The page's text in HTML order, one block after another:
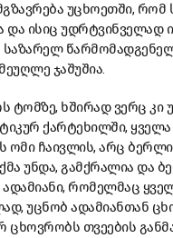
უცხოეთში,
ისიც უდრტვინველად
ჯაშუშია.
ტომზე, ხშირად ვერც კი
ქარტეხილში,
ჩაივლის, არც
უნდა, გამქრალია და
რომელმაც
უცნობ ადამიანთან
ცხოვრობს თვეების